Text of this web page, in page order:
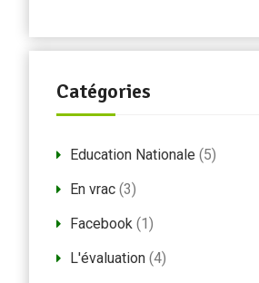
Catégories
Education Nationale (5)
En vrac(3)
Facebook(1)
L'évaluation(4)